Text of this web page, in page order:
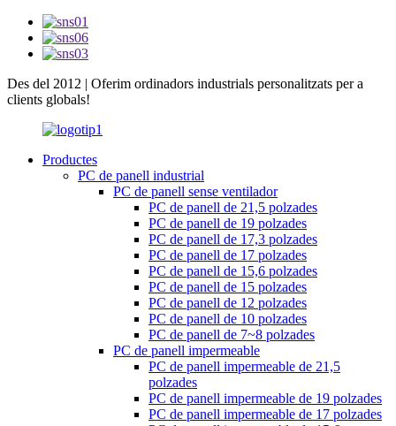
Des del 2012 | Oferim ordinadors industrials personalitzats per a
clients globals!
Productes
PC de panell industrial
PC de panell sense ventilador
PC de panell de 21,5 polzades
PC de panell de 19 polzades
PC de panell de 17,3 polzades
PC de panell de 17 polzades
PC de panell de 15,6 polzades
PC de panell de 15 polzades
PC de panell de 12 polzades
PC de panell de 10 polzades
PC de panell de 7~8 polzades
PC de panell impermeable
PC de panell impermeable de 21,5
polzades
PC de panell impermeable de 19 polzades
PC de panell impermeable de 17 polzades